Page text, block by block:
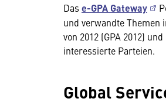
Das e-GPA Gateway
und verwandte Themen
von 2012 (GPA 2012)
interessierte Parteien.
Global